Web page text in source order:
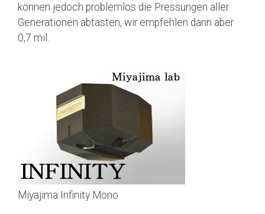
können jedoch problemlos die Pressungen aller
Generationen abtasten, wir empfehlen dann aber
0,7 mil.
Miyajima Infinity Mono